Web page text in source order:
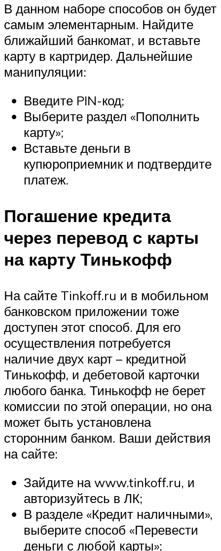
В данном наборе способов он будет
самым элементарным. Найдите
ближайший банкомат, и вставьте
карту в картридер. Дальнейшие
манипуляции:
Введите PIN-код;
Выберите раздел «Пополнить
карту»;
Вставьте деньги в
купюроприемник и подтвердите
платеж.
Погашение кредита
через перевод с карты
на карту Тинькофф
На сайте Tinkoff.ru и в мобильном
банковском приложении тоже
доступен этот способ. Для его
осуществления потребуется
наличие двух карт – кредитной
Тинькофф, и дебетовой карточки
любого банка. Тинькофф не берет
комиссии по этой операции, но она
может быть установлена
сторонним банком. Ваши действия
на сайте:
Зайдите на www.tinkoff.ru, и
авторизуйтесь в ЛК;
В разделе «Кредит наличными»,
выберите способ «Перевести
деньги с любой карты»;